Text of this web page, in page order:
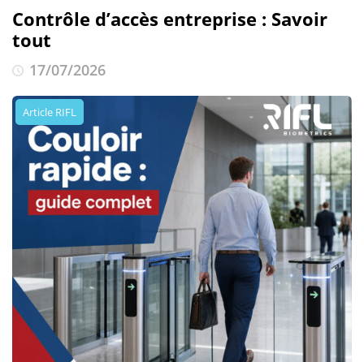
Contrôle d’accès entreprise : Savoir
tout
17/07/2026
Article RIFL